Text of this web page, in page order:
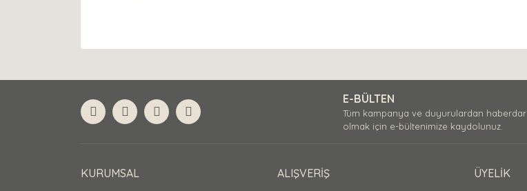
E-BÜLTEN
Tüm kampanya ve duyurulardan haberdar
olmak için e-bültenimize kaydolunuz.
KURUMSAL ALIŞVERİŞ ÜYELİK